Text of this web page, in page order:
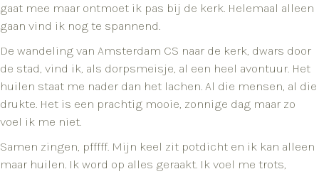
gaat mee maar ontmoet ik pas bij de kerk. Helemaal alleen
gaan vind ik nog te spannend.
De wandeling van Amsterdam CS naar de kerk, dwars door
de stad, vind ik, als dorpsmeisje, al een heel avontuur. Het
huilen staat me nader dan het lachen. Al die mensen, al die
drukte. Het is een prachtig mooie, zonnige dag maar zo
voel ik me niet.
Samen zingen, pfffff. Mijn keel zit potdicht en ik kan alleen
maar huilen. Ik word op alles geraakt. Ik voel me trots,